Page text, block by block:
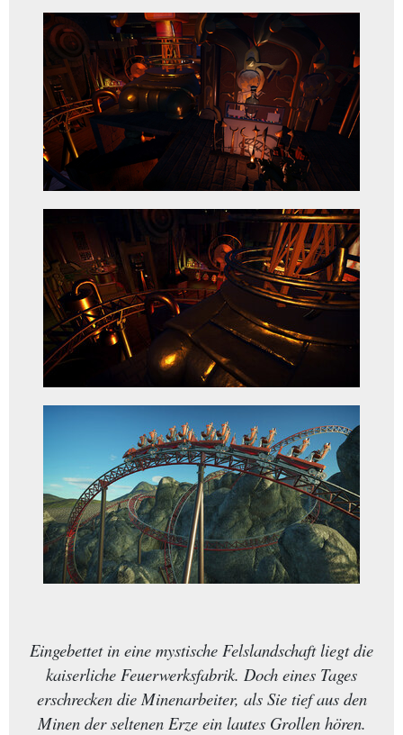
Eingebettet in eine mystische Felslandschaft liegt die
kaiserliche Feuerwerksfabrik. Doch eines Tages
erschrecken die Minenarbeiter, als Sie tief aus den
Minen der seltenen Erze ein lautes Grollen hören.